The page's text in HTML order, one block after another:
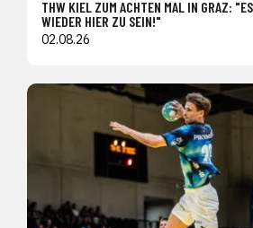
THW KIEL ZUM ACHTEN MAL IN GRAZ:
WIEDER HIER ZU SEIN!"
02.08.26